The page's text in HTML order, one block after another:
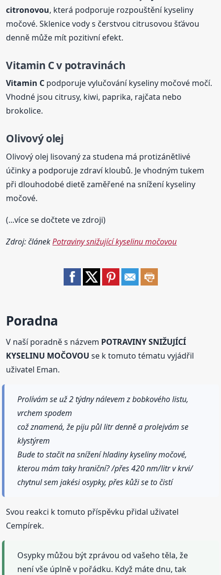
citronovou, která podporuje rozpouštění kyseliny
močové. Sklenice vody s čerstvou citrusovou šťávou
denně může mít pozitivní efekt.
Vitamin C v potravinách
Vitamin C podporuje vylučování kyseliny močové močí.
Vhodné jsou citrusy, kiwi, paprika, rajčata nebo
brokolice.
Olivový olej
Olivový olej lisovaný za studena má protizánětlivé
účinky a podporuje zdraví kloubů. Je vhodným tukem
při dlouhodobé dietě zaměřené na snížení kyseliny
močové.
(...více se dočtete ve zdroji)
Zdroj: článekPotraviny snižující kyselinu močovou
Poradna
V naší poradně s názvem POTRAVINY SNIŽUJÍCÍ
KYSELINU MOČOVOU se k tomuto tématu vyjádřil
uživatel Eman.
Prolívám se už 2 týdny nálevem z bobkového listu,
vrchem spodem
což znamená, že piju půl litr denně a prolejvám se
klystýrem
Bude to stačit na snížení hladiny kyseliny močové,
kterou mám taky hraniční? /přes 420 nm/litr v krvi/
chytnul sem jakési osypky, přes kůži se to čistí
Svou reakci k tomuto příspěvku přidal uživatel
Cempírek.
Osypky můžou být zprávou od vašeho těla, že
není vše úplně v pořádku. Když máte dnu, tak